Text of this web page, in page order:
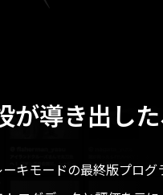
が導き出し
キモードの最終版プログ